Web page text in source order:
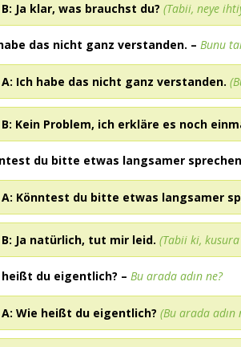
B: Ja klar, was brauchst du? (Tabii, neye
das nicht ganz verstanden. – Bunu
A: Ich habe das nicht ganz verstanden.
B: Kein Problem, ich erkläre es noch
du bitte etwas langsamer
A: Könntest du bitte etwas langsamer
B: Ja natürlich, tut mir leid. (Tabii ki,
heißt du eigentlich? – Bu arada adın ne?
A: Wie heißt du eigentlich? (Bu arada adın